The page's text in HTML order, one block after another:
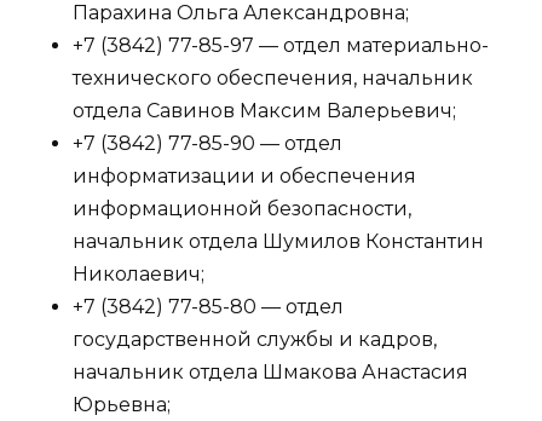
Парахина Ольга Александровна;
+7 (3842) 77-85-97 — отдел материально-
технического обеспечения, начальник
отдела Савинов Максим Валерьевич;
+7 (3842) 77-85-90 — отдел
информатизации и обеспечения
информационной безопасности,
начальник отдела Шумилов Константин
Николаевич;
+7 (3842) 77-85-80 — отдел
государственной службы и кадров,
начальник отдела Шмакова Анастасия
Юрьевна;